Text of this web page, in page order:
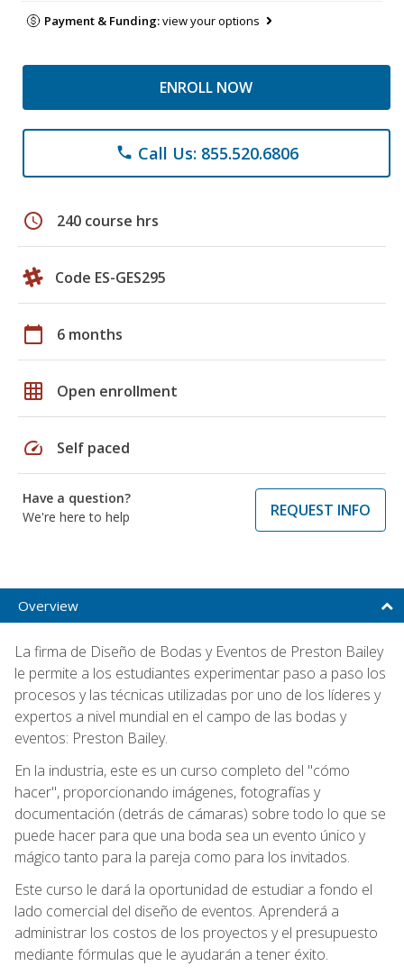
Payment & Funding:view your options
ENROLL NOW
phone Call Us: 855.520.6806
schedule 240 course hrs
Code ES-GES295
calendar_today 6 months
grid_on Open enrollment
speed Self paced
Have a question?
We're here to help
REQUEST INFO
Overview
La firma de Diseño de Bodas y Eventos de Preston Bailey
le permite a los estudiantes experimentar paso a paso los
procesos y las técnicas utilizadas por uno de los líderes y
expertos a nivel mundial en el campo de las bodas y
eventos: Preston Bailey.
En la industria, este es un curso completo del "cómo
hacer", proporcionando imágenes, fotografías y
documentación (detrás de cámaras) sobre todo lo que se
puede hacer para que una boda sea un evento único y
mágico tanto para la pareja como para los invitados.
Este curso le dará la oportunidad de estudiar a fondo el
lado comercial del diseño de eventos. Aprenderá a
administrar los costos de los proyectos y el presupuesto
mediante fórmulas que le ayudarán a tener éxito.